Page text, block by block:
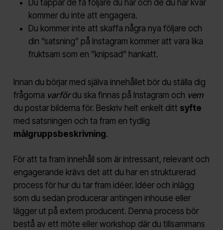
Du tappar de få följare du har och de du har kvar
kommer du inte att engagera.
Du kommer inte att skaffa några nya följare och
din ”satsning” på Instagram kommer att vara lika
fruktsam som en ”knipsad” hankatt.
Innan du börjar med själva innehållet bör du ställa dig
frågorna varfördu ska finnas på Instagram och vem
du postar bilderna för. Beskriv helt enkelt ditt syfte
med satsningen och ta fram en tydlig
målgruppsbeskrivning.
För att ta fram innehåll som är intressant, relevant och
engagerande krävs det att du har en strukturerad
process för hur du tar fram idéer. Idéer och inlägg
som du sedan producerar antingen inhouse eller
lägger ut på extern producent. Denna process bör
bestå av ett möte eller workshop där du tillsammans